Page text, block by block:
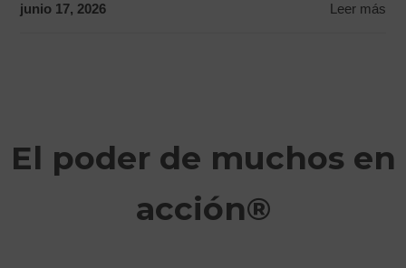
junio 17, 2026 Leer más
El poder de muchos en
acción®